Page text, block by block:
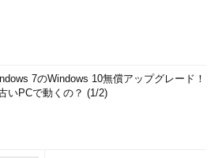
7のWindows 10無償アップグレード！
いPCで動くの？ (1/2)